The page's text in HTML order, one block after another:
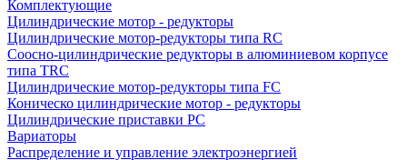
Комплектующие
Цилиндрические мотор - редукторы
Цилиндрические мотор-редукторы типа RC
Соосно-цилиндрические редукторы в алюминиевом корпусе
типа TRC
Цилиндрические мотор-редукторы типа FC
Коническо цилиндрические мотор - редукторы
Цилиндрические приставки PC
Вариаторы
Распределение и управление электроэнергией